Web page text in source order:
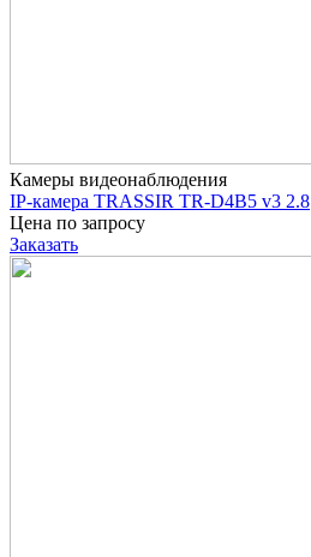
Камеры видеонаблюдения
IP-камера TRASSIR TR-D4B5 v3 2.8
Цена по запросу
Заказать